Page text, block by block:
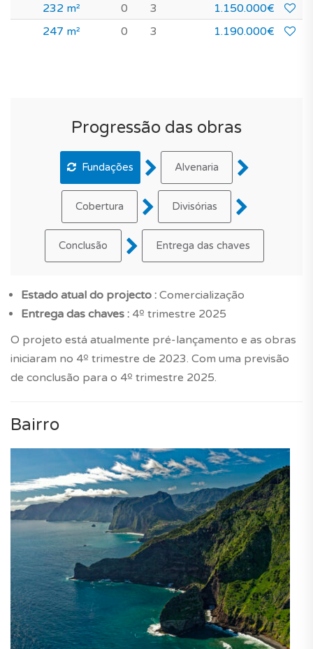
232 m²
0 3
1.150.000€
247 m²
0 3 1.190.000€
Progressão das obras
Fundações Alvenaria
Cobertura Divisórias
Conclusão Entrega das chaves
Estado atual do projecto : Comercialização
Entrega das chaves : 4º trimestre 2025
O projeto está atualmente pré-lançamento e as obras
iniciaram no 4º trimestre de 2023. Com uma previsão
de conclusão para o 4º trimestre 2025.
Bairro